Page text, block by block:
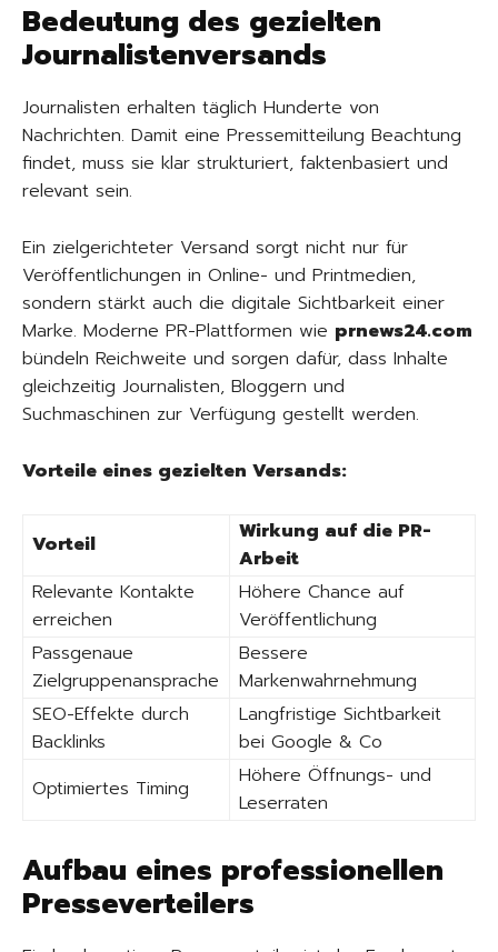
Bedeutung des gezielten
Journalistenversands
Journalisten erhalten täglich Hunderte von
Nachrichten. Damit eine Pressemitteilung Beachtung
findet, muss sie klar strukturiert, faktenbasiert und
relevant sein.
Ein zielgerichteter Versand sorgt nicht nur für
Veröffentlichungen in Online- und Printmedien,
sondern stärkt auch die digitale Sichtbarkeit einer
Marke. Moderne PR-Plattformen wie prnews24.com
bündeln Reichweite und sorgen dafür, dass Inhalte
gleichzeitig Journalisten, Bloggern und
Suchmaschinen zur Verfügung gestellt werden.
Vorteile eines gezielten Versands:
Vorteil
Wirkung auf die PR-
Arbeit
Relevante Kontakte
erreichen
Höhere Chance auf
Veröffentlichung
Passgenaue
Zielgruppenansprache
Bessere
Markenwahrnehmung
SEO-Effekte durch
Backlinks
Langfristige Sichtbarkeit
bei Google & Co
Optimiertes Timing
Höhere Öffnungs- und
Leserraten
Aufbau eines professionellen
Presseverteilers